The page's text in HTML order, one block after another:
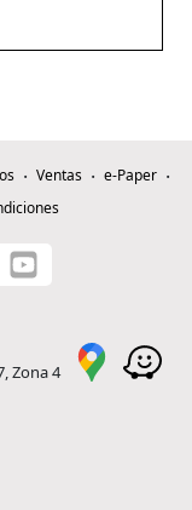
Ventas
e-Paper
Zona 4